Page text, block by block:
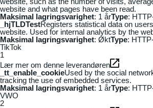
website and what pages have been read.
Maksimal lagringsvarighet: 1 årType:
_hjTLDTestRegisters statistical data on
website. Used for internal analytics by the
Maksimal lagringsvarighet: ØktType:
TikTok
1
Lær mer om denne leverandøren
_tt_enable_cookieUsed by the social
tracking the use of embedded services.
Maksimal lagringsvarighet: 1 årType:
VWO
2